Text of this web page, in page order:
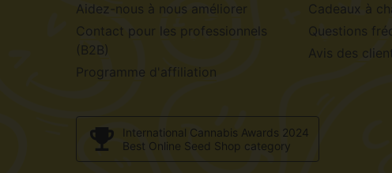
Aidez-nous à nous améliorer
Contact pour les professionnels
(B2B)
Programme d'affiliation
Cadeaux à
Questions
Avis des
International Cannabis Awards 2024
Best Online Seed Shop category